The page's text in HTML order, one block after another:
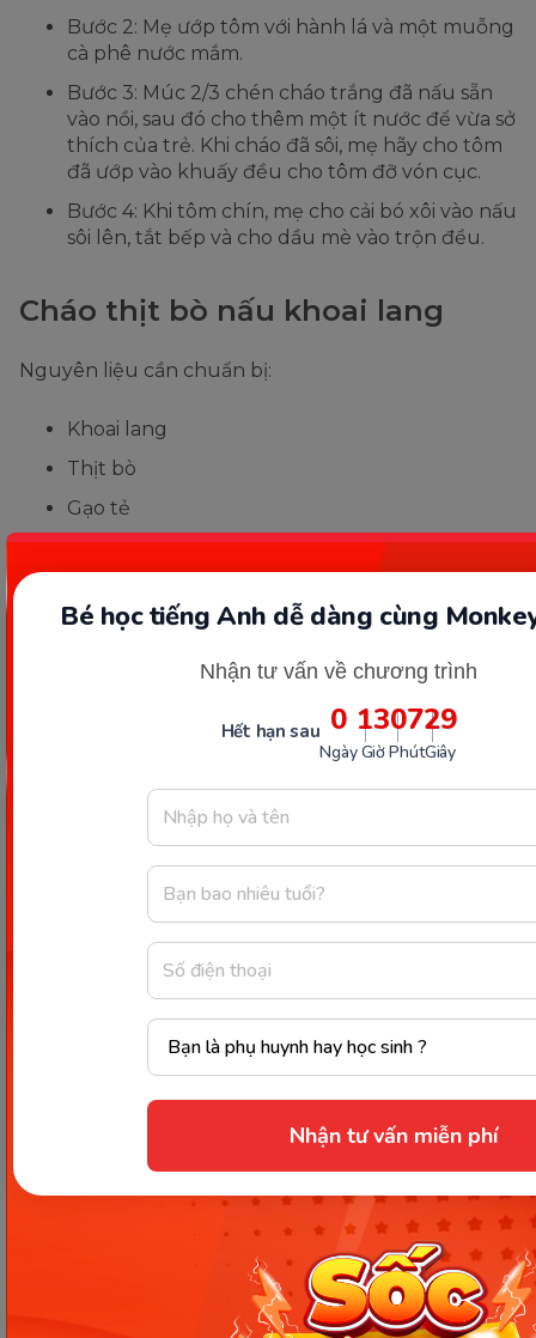
Bé học tiếng Anh dễ dàng cùng
Nhận tư vấn về chương trình
Hết hạn sau 0
Ngày
13
Giờ
07
Phút
27
Giây
Nhận tư vấn miễn phí
Bước 2: Mẹ ướp tôm với hành lá và một muỗng
cà phê nước mắm.
Bước 3: Múc 2/3 chén cháo trắng đã nấu sẵn
vào nồi, sau đó cho thêm một ít nước để vừa sở
thích của trẻ. Khi cháo đã sôi, mẹ hãy cho tôm
đã ướp vào khuấy đều cho tôm đỡ vón cục.
Bước 4: Khi tôm chín, mẹ cho cải bó xôi vào nấu
sôi lên, tắt bếp và cho dầu mè vào trộn đều.
Cháo thịt bò nấu khoai lang
Nguyên liệu cần chuẩn bị:
Khoai lang
Thịt bò
Gạo tẻ
Dầu ăn cho bé
Cháo thịt bò nấu khoai lang. (Ảnh: Sưu tầm Internet)
Cách thực hiện:
Bước 1: Mẹ hãy cho gạo và nước vào nồi, sau đó
Bước 2: Mẹ gọt vỏ khoai lang, rửa sạch rồi hấp
Bước 4: Sau khi cháo gần chín, mẹ cho thịt bò
và khoai lang vào khuấy đều, sau đó múc ra
bát. Mẹ có thể cho thêm chút dầu ăn để tăng